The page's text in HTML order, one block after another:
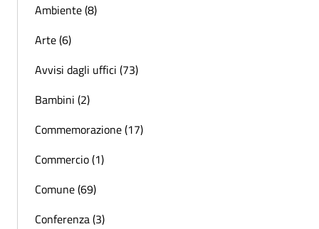
Ambiente (8)
Arte (6)
Avvisi dagli uffici (73)
Bambini (2)
Commemorazione (17)
Commercio (1)
Comune (69)
Conferenza (3)